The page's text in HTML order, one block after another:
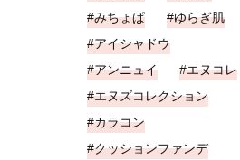
みちょぱ
ゆらぎ肌
アイシャドウ
アンニュイ
エヌコレ
エヌズコレクション
カラコン
クッションファンデ